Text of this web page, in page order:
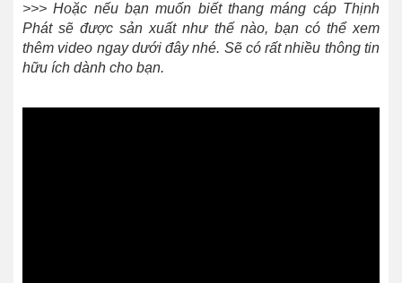
>>> Hoặc nếu bạn muốn biết thang máng cáp Thịnh
Phát sẽ được sản xuất như thế nào, bạn có thể xem
thêm video ngay dưới đây nhé. Sẽ có rất nhiều thông tin
hữu ích dành cho bạn.